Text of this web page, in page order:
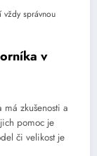
vždy správnou
v
zkušenosti a
pomoc je
či velikost je